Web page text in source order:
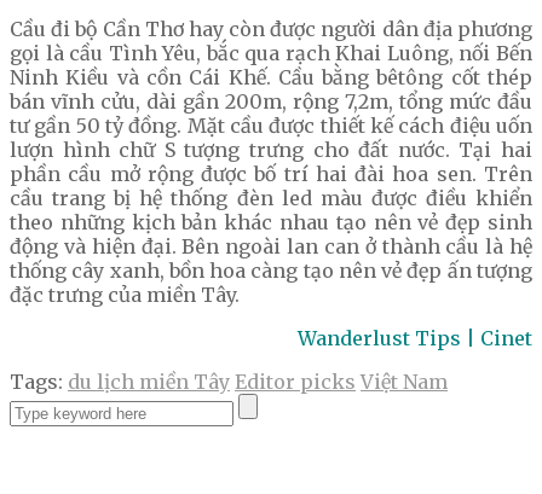
Cầu đi bộ Cần Thơ hay còn được người dân địa phương
gọi là cầu Tình Yêu, bắc qua rạch Khai Luông, nối Bến
Ninh Kiều và cồn Cái Khế. Cầu bằng bêtông cốt thép
bán vĩnh cửu, dài gần 200m, rộng 7,2m, tổng mức đầu
tư gần 50 tỷ đồng. Mặt cầu được thiết kế cách điệu uốn
lượn hình chữ S tượng trưng cho đất nước. Tại hai
phần cầu mở rộng được bố trí hai đài hoa sen. Trên
cầu trang bị hệ thống đèn led màu được điều khiển
theo những kịch bản khác nhau tạo nên vẻ đẹp sinh
động và hiện đại. Bên ngoài lan can ở thành cầu là hệ
thống cây xanh, bồn hoa càng tạo nên vẻ đẹp ấn tượng
đặc trưng của miền Tây.
Wanderlust Tips | Cinet
Tags: du lịch miền Tây Editor picks Việt Nam